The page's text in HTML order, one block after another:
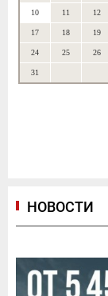
10 11 12
17 18 19
24 25 26
31
НОВОСТИ